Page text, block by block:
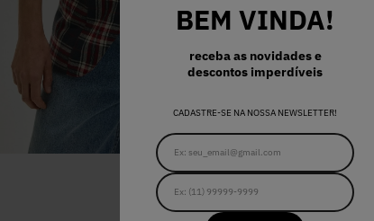
BEM VINDA!
receba as novidades e
descontos imperdíveis
CADASTRE-SE NA NOSSA NEWSLETTER!